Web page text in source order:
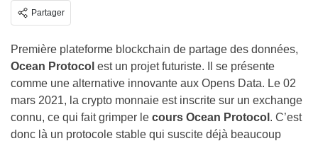
Partager
Première plateforme blockchain de partage des données,
Ocean Protocol est un projet futuriste. Il se présente
comme une alternative innovante aux Opens Data. Le 02
mars 2021, la crypto monnaie est inscrite sur un exchange
connu, ce qui fait grimper le cours Ocean Protocol . C’est
donc là un protocole stable qui suscite déjà beaucoup